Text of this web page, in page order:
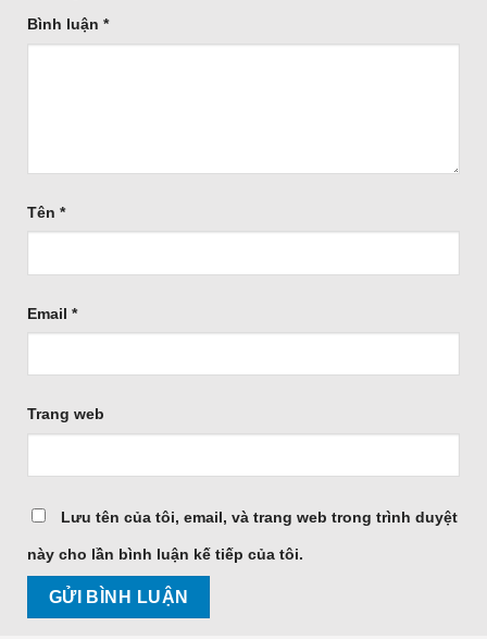
Bình luận *
Tên *
Email *
Trang web
Lưu tên của tôi, email, và trang web trong trình duyệt
này cho lần bình luận kế tiếp của tôi.